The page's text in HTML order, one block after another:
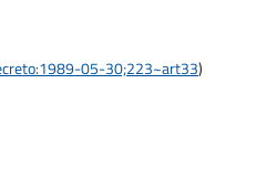
05-30;223~art33)